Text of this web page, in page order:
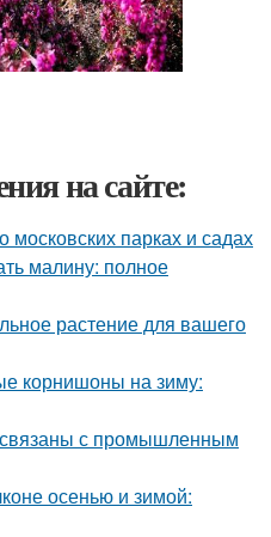
на сайте:
парках и садах
малину: полное
растение для вашего
корнишоны на зиму:
с промышленным
осенью и зимой: